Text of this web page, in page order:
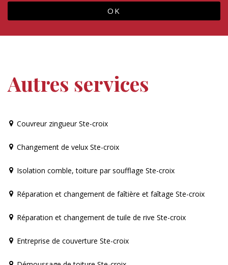
Autres services
Couvreur zingueur Ste-croix
Changement de velux Ste-croix
Isolation comble, toiture par soufflage Ste-croix
Réparation et changement de faîtière et faîtage Ste-croix
Réparation et changement de tuile de rive Ste-croix
Entreprise de couverture Ste-croix